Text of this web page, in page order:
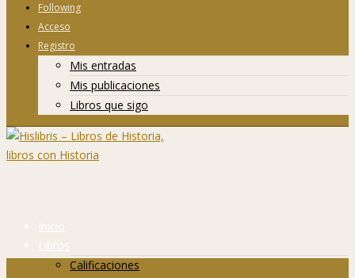
Following
Acceso
Registro
Mis entradas
Mis publicaciones
Libros que sigo
Inicio
Libros
Calificaciones